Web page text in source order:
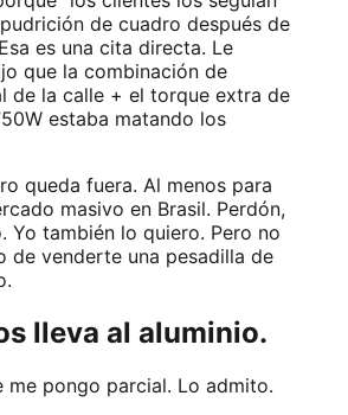
de cuadro después de
es una cita directa. Le
que la combinación de
de la calle + el torque extra de
estaba matando los
queda fuera. Al menos para
masivo en Brasil. Perdón,
Yo también lo quiero. Pero no
de venderte una pesadilla de
lleva al aluminio.
me pongo parcial. Lo admito.